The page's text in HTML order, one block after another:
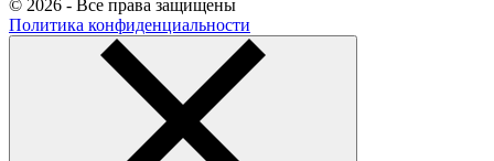
© 2026 - Все права защищены
Политика конфиденциальности